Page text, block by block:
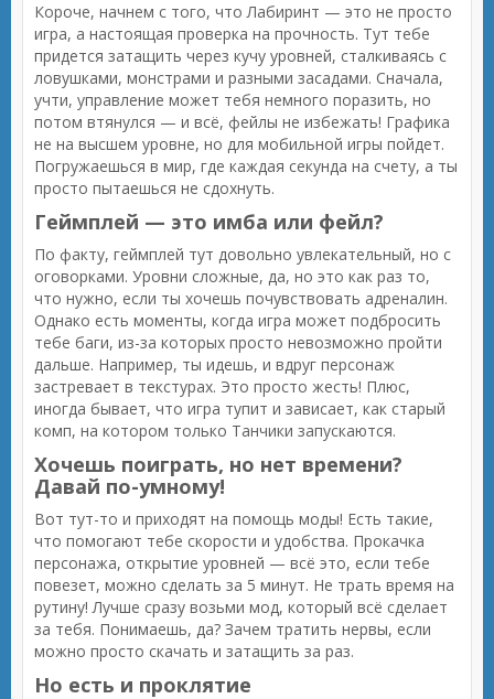
Короче, начнем с того, что Лабиринт — это не просто
игра, а настоящая проверка на прочность. Тут тебе
придется затащить через кучу уровней, сталкиваясь с
ловушками, монстрами и разными засадами. Сначала,
учти, управление может тебя немного поразить, но
потом втянулся — и всё, фейлы не избежать! Графика
не на высшем уровне, но для мобильной игры пойдет.
Погружаешься в мир, где каждая секунда на счету, а ты
просто пытаешься не сдохнуть.
Геймплей — это имба или фейл?
По факту, геймплей тут довольно увлекательный, но с
оговорками. Уровни сложные, да, но это как раз то,
что нужно, если ты хочешь почувствовать адреналин.
Однако есть моменты, когда игра может подбросить
тебе баги, из-за которых просто невозможно пройти
дальше. Например, ты идешь, и вдруг персонаж
застревает в текстурах. Это просто жесть! Плюс,
иногда бывает, что игра тупит и зависает, как старый
комп, на котором только Танчики запускаются.
Хочешь поиграть, но нет времени?
Давай по-умному!
Вот тут-то и приходят на помощь моды! Есть такие,
что помогают тебе скорости и удобства. Прокачка
персонажа, открытие уровней — всё это, если тебе
повезет, можно сделать за 5 минут. Не трать время на
рутину! Лучше сразу возьми мод, который всё сделает
за тебя. Понимаешь, да? Зачем тратить нервы, если
можно просто скачать и затащить за раз.
Но есть и проклятие